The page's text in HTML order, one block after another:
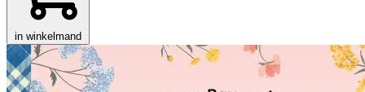
in winkelmand